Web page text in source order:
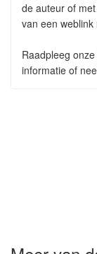
de auteur of
van een
Raadpleeg
informatie of